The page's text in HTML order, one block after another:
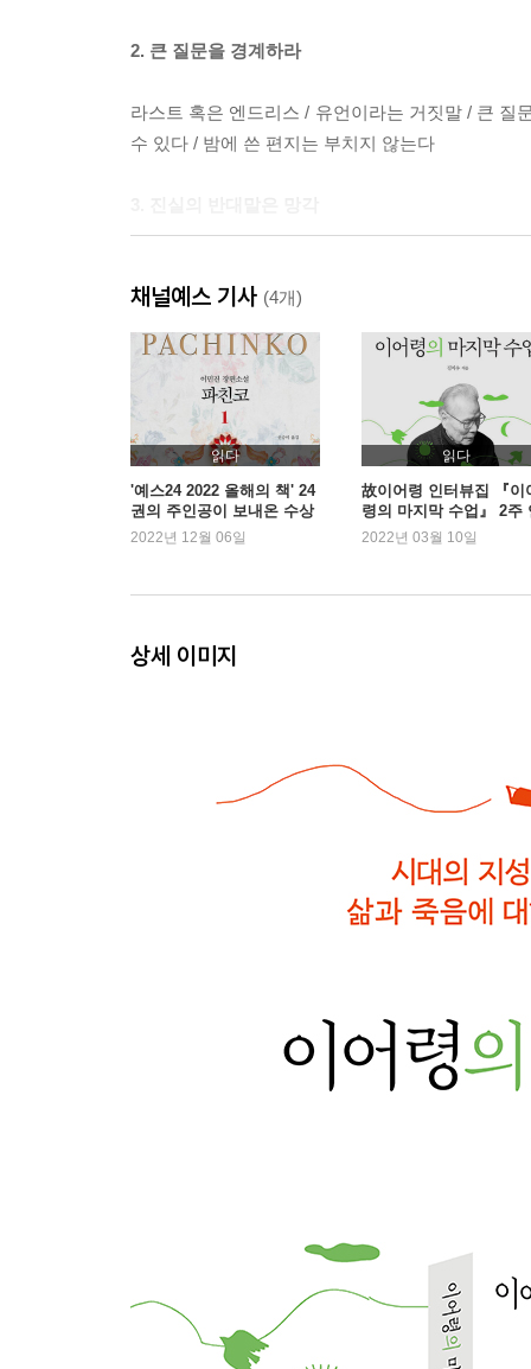
2. 큰 질문을 경계하라
라스트 혹은 엔드리스 / 유언이라는 거짓말 / 큰 질
수 있다 / 밤에 쓴 편지는 부치지 않는다
4. 그래서 외로웠네
운 나쁜 사람은 이 세상에 태어나지 못해 / 지혜의
5. 고아의 감각이 우리를 나아가게 한다
솔로몬이라는 바보, 바보들의 거짓말 / 아직도 ‘
거슬러라
‘케이스 바이 케이스’에 진실이 있다 / 나는 타인
어쩌면 우리는 모두 파 뿌리 / 구구단은 무조건 외
이익을 내려면 관심 있는 것에서 시작하라 / 인생
탕자, 돌아오다 / 바보로 살아라, 신념을 가진 사
11. 스승의 눈물 한 방울
눈물은 언제 방울지는가 / 인사이트는 능력 바깥
채널예스 기사 (4개)
읽다
'예스24 2022 올해의 책' 24
권의 주인공이 보내온 수상
소감
2022년 12월 06일
읽다
故이어령 인터뷰집 『이
령의 마지막 수업』 2주
속 1위
2022년 03월 10일
상세 이미지